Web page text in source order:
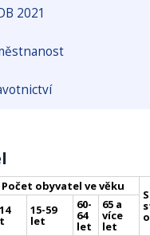
2021
Počet obyvatel ve věku
15-59
let
60-
64
let
65 a
více
let